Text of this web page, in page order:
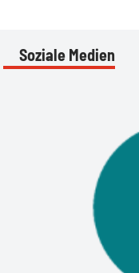
Soziale Medien